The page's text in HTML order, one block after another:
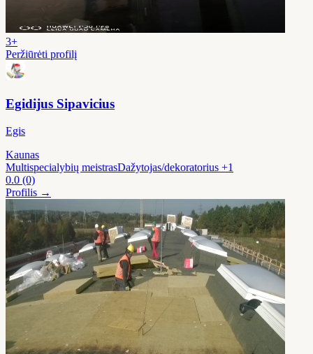
3+
Peržiūrėti profilį
Egidijus Sipavicius
Egis
Kaunas
Multispecialybių meistrasDažytojas/dekoratorius +1
0.0 (0)
Profilis →